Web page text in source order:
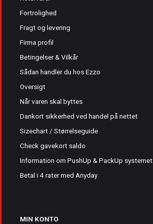
Fortrolighed
Fragt og levering
Firma profil
Betingelser & Vilkår
Sådan handler du hos Ezzo
Oversigt
Når varen skal byttes
Dankort sikkerhed ved handel på nettet
Sizechart / Størrelseguide
Check gavekort saldo
Information om PushUp & PackUp systemet
Betal i 4 rater med Anyday
MIN KONTO